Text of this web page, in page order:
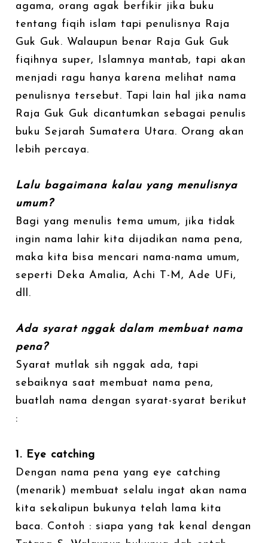
agama, orang agak berfikir jika buku
tentang fiqih islam tapi penulisnya Raja
Guk Guk. Walaupun benar Raja Guk Guk
fiqihnya super, Islamnya mantab, tapi akan
menjadi ragu hanya karena melihat nama
penulisnya tersebut. Tapi lain hal jika nama
Raja Guk Guk dicantumkan sebagai penulis
buku Sejarah Sumatera Utara. Orang akan
lebih percaya.
Lalu bagaimana kalau yang menulisnya
umum?
Bagi yang menulis tema umum, jika tidak
ingin nama lahir kita dijadikan nama pena,
maka kita bisa mencari nama-nama umum,
seperti Deka Amalia, Achi T-M, Ade UFi,
dll.
Ada syarat nggak dalam membuat nama
pena?
Syarat mutlak sih nggak ada, tapi
sebaiknya saat membuat nama pena,
buatlah nama dengan syarat-syarat berikut
:
1. Eye catching
Dengan nama pena yang eye catching
(menarik) membuat selalu ingat akan nama
kita sekalipun bukunya telah lama kita
baca. Contoh : siapa yang tak kenal dengan